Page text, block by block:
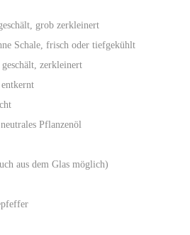
grob zerkleinert
Schale, frisch oder tiefgekühlt
zerkleinert
Pflanzenöl
aus dem Glas möglich)